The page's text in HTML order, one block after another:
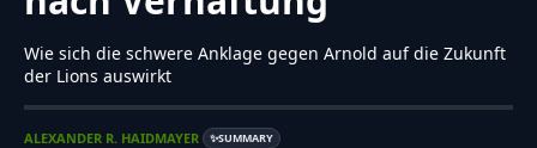
Wie sich die schwere Anklage gegen Arnold auf die Zukunft
der Lions auswirkt
ALEXANDER R. HAIDMAYER ✨SUMMARY